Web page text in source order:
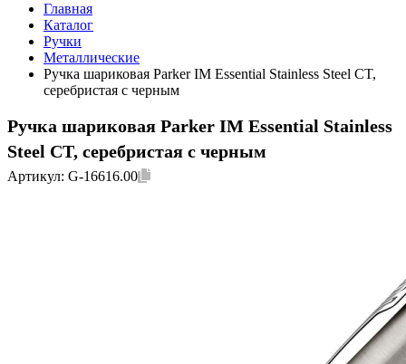
Главная
Каталог
Ручки
Металлические
Ручка шариковая Parker IM Essential Stainless Steel CT,
серебристая с черным
Ручка шариковая Parker IM Essential Stainless
Steel CT, серебристая с черным
Артикул: G-16616.00